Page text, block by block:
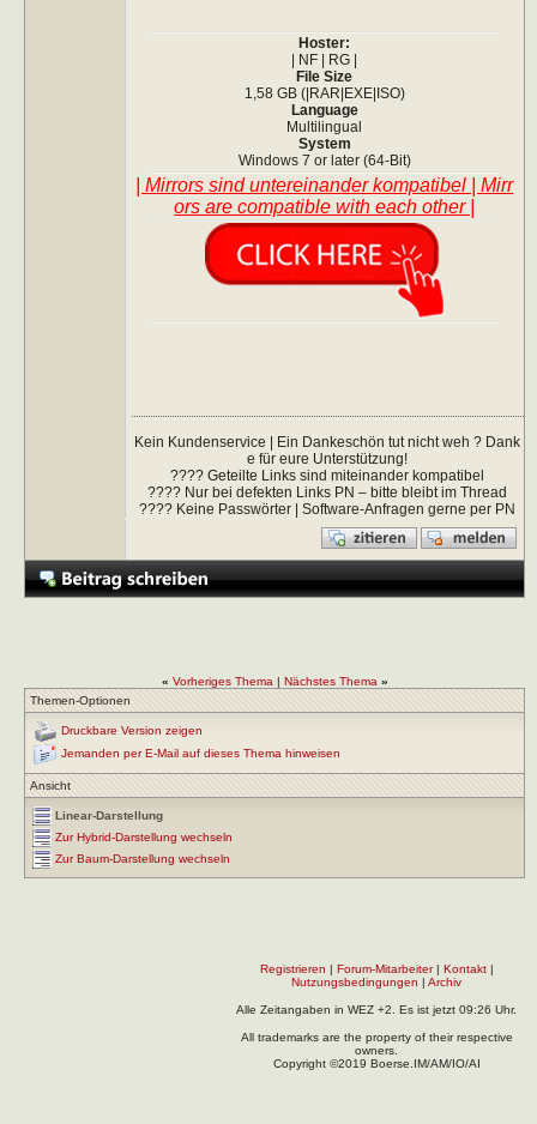
Hoster:
| NF | RG |
File Size
1,58 GB (|RAR|EXE|ISO)
Language
Multilingual
System
Windows 7 or later (64-Bit)
| Mirrors sind untereinander kompatibel | Mirr
ors are compatible with each other |
Kein Kundenservice | Ein Dankeschön tut nicht weh ? Dank
e für eure Unterstützung!
???? Geteilte Links sind miteinander kompatibel
???? Nur bei defekten Links PN – bitte bleibt im Thread
???? Keine Passwörter | Software-Anfragen gerne per PN
« Vorheriges Thema | Nächstes Thema »
Themen-Optionen
Druckbare Version zeigen
Jemanden per E-Mail auf dieses Thema hinweisen
Ansicht
Linear-Darstellung
Zur Hybrid-Darstellung wechseln
Zur Baum-Darstellung wechseln
Registrieren | Forum-Mitarbeiter| Kontakt|
Nutzungsbedingungen | Archiv
Alle Zeitangaben in WEZ +2. Es ist jetzt 09:26 Uhr.
All trademarks are the property of their respective
owners.
Copyright ©2019 Boerse.IM/AM/IO/AI